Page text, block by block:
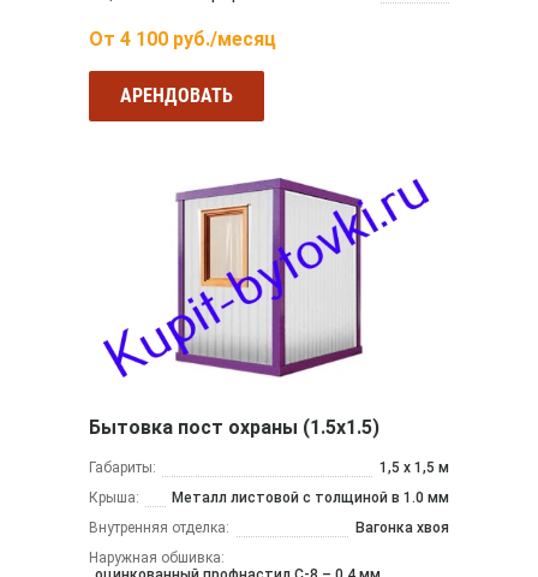
От 4 100 руб./месяц
АРЕНДОВАТЬ
Бытовка пост охраны (1.5х1.5)
Габариты:
1,5 х 1,5 м
Крыша:
Металл листовой с толщиной в 1.0 мм
Внутренняя отделка:
Вагонка хвоя
Наружная обшивка: